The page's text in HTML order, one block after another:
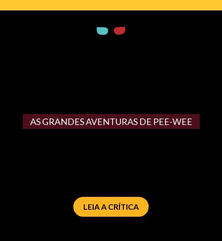
AS GRANDES AVENTURAS DE PEE-WEE
LEIA A CRÍTICA